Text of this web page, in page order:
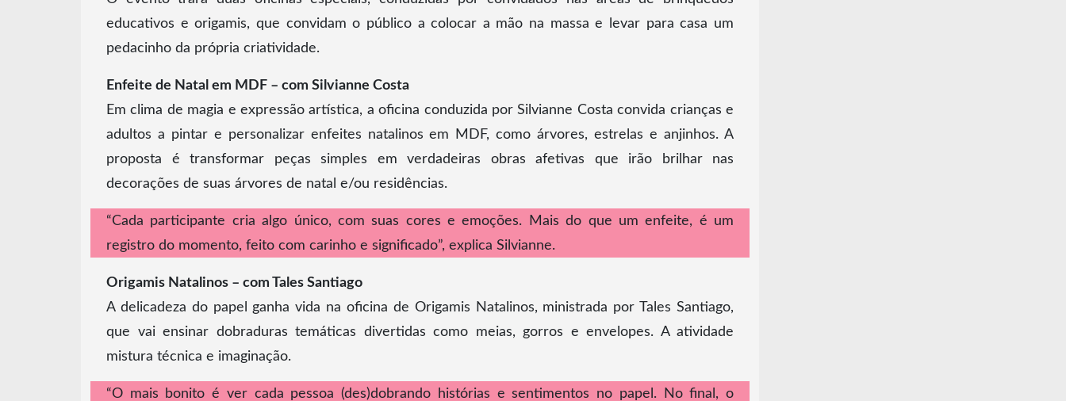
educativos e origamis, que convidam o público a colocar a mão na massa e levar para casa um
pedacinho da própria criatividade.
Enfeite de Natal em MDF – com Silvianne Costa
Em clima de magia e expressão artística, a oficina conduzida por Silvianne Costa convida crianças e
adultos a pintar e personalizar enfeites natalinos em MDF, como árvores, estrelas e anjinhos. A
proposta é transformar peças simples em verdadeiras obras afetivas que irão brilhar nas
decorações de suas árvores de natal e/ou residências.
“Cada participante cria algo único, com suas cores e emoções. Mais do que um enfeite, é um
registro do momento, feito com carinho e significado”, explica Silvianne.
Origamis Natalinos – com Tales Santiago
A delicadeza do papel ganha vida na oficina de Origamis Natalinos, ministrada por Tales Santiago,
que vai ensinar dobraduras temáticas divertidas como meias, gorros e envelopes. A atividade
mistura técnica e imaginação.
“O mais bonito é ver cada pessoa (des)dobrando histórias e sentimentos no papel. No final, o